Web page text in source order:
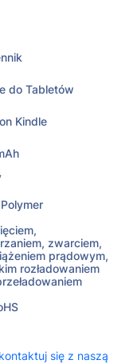
do Tabletów
Kindle
zwarciem,
prądowym,
rozładowaniem
się z naszą